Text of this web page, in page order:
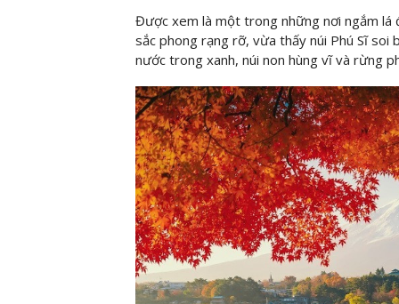
Được xem là một trong những nơi ngắm lá
sắc phong rạng rỡ, vừa thấy núi Phú Sĩ soi
nước trong xanh, núi non hùng vĩ và rừng